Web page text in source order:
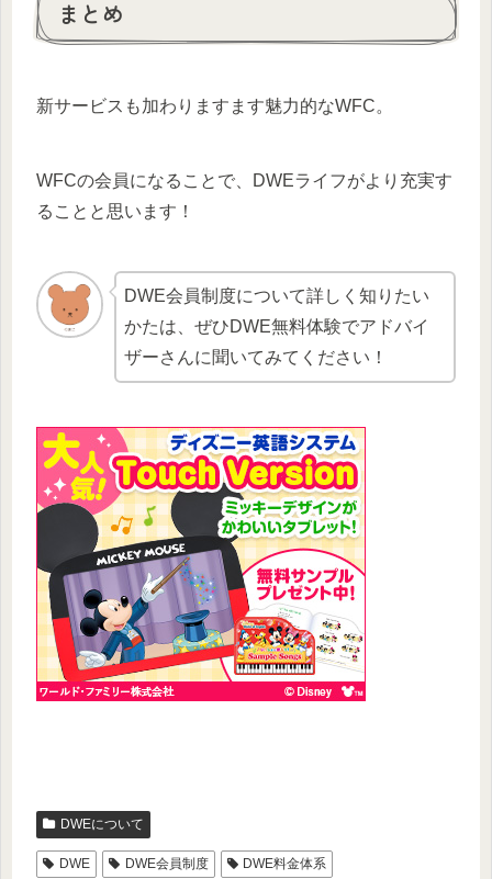
まとめ
新サービスも加わりますます魅力的なWFC。
WFCの会員になることで、DWEライフがより充実す
ることと思います！
DWE会員制度について詳しく知りたい
かたは、ぜひDWE無料体験でアドバイ
ザーさんに聞いてみてください！
DWEについて
DWE DWE会員制度
DWE料金体系